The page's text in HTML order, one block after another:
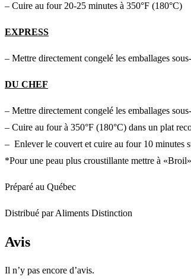
– Cuire au four 20-25 minutes à 350°F (180°C)
EXPRESS
– Mettre directement congelé les emballages
DU CHEF
– Mettre directement congelé les emballages
– Cuire au four à 350°F (180°C) dans un plat
– Enlever le couvert et cuire au four 10 minutes
*Pour une peau plus croustillante mettre à
Préparé au Québec
Distribué par Aliments Distinction
Avis
Il n’y pas encore d’avis.